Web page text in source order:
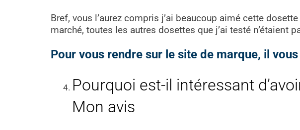
Bref, vous l’aurez compris j’ai beaucoup aimé cette
marché, toutes les autres dosettes que j’ai testé n’étaient
Pour vous rendre sur le site de marque, il
Pourquoi est-il intéressant
Mon avis